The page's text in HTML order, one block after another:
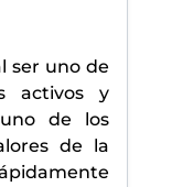
uno de
activos y
de los
de la